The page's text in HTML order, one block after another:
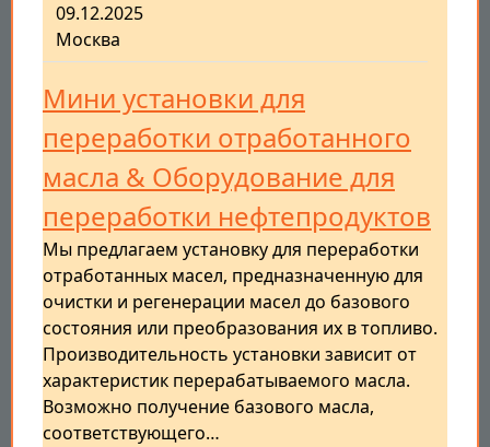
09.12.2025
Москва
Мини установки для
переработки отработанного
масла & Оборудование для
переработки нефтепродуктов
Мы предлагаем установку для переработки
отработанных масел, предназначенную для
очистки и регенерации масел до базового
состояния или преобразования их в топливо.
Производительность установки зависит от
характеристик перерабатываемого масла.
Возможно получение базового масла,
соответствующего…